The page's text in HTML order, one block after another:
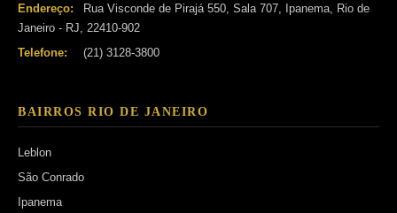
Endereço:
Rua Visconde de Pirajá 550, Sala 707, Ipanema, Rio de
Janeiro - RJ, 22410-902
Telefone:
(21) 3128-3800
BAIRROS RIO DE JANEIRO
Leblon
São Conrado
Ipanema